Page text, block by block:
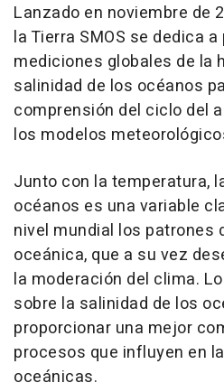
Lanzado en noviembre de
la Tierra SMOS se dedica
mediciones globales de la
salinidad de los océanos
comprensión del ciclo del
los modelos
Junto con la temperatura,
océanos es una variable
nivel mundial los patrones
oceánica, que a su vez
la moderación del clima.
sobre la salinidad de los
proporcionar una mejor
procesos que influyen en
oceánicas.